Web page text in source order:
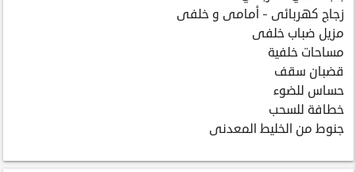
زجاج كهربائى - أمامى و خلفى
مزيل ضباب خلفى
مساحات خلفية
قضبان سقف
حساس للضوء
خطافة للسحب
جنوط من الخليط المعدنى